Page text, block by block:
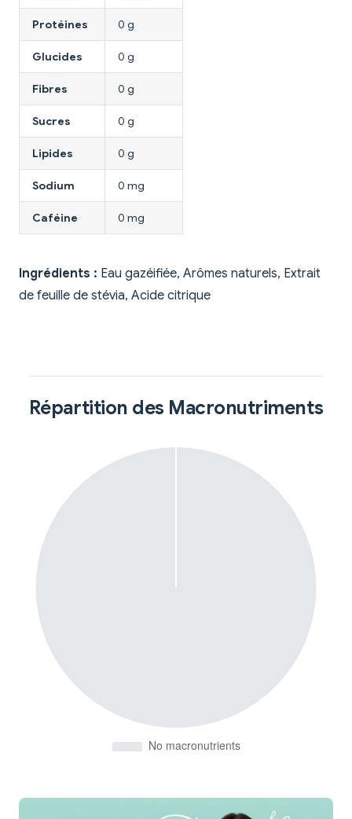
Protéines 0 g
Glucides 0 g
Fibres 0 g
Sucres 0 g
Lipides 0 g
Sodium 0 mg
Caféine 0 mg
Ingrédients : Eau gazéifiée, Arômes naturels, Extrait
de feuille de stévia, Acide citrique
Répartition des Macronutriments